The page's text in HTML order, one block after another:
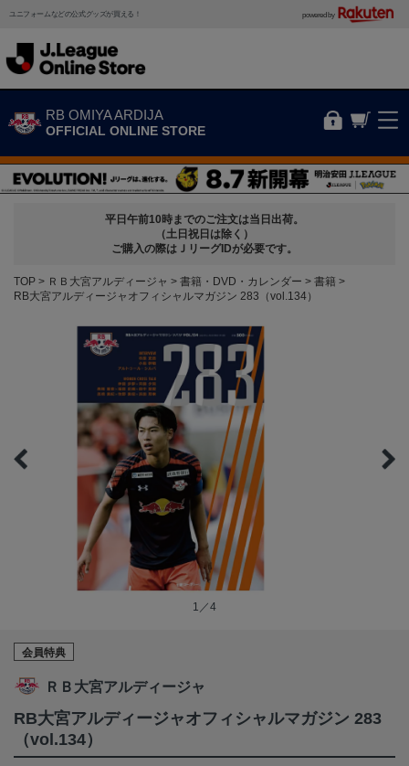
ユニフォームなどの公式グッズが買える！ powered by
RB OMIYA ARDIJA
OFFICIAL ONLINE STORE
平日午前10時までのご注文は当日出荷。
（土日祝日は除く）
ご購入の際はＪリーグIDが必要です。
TOP ＲＢ大宮アルディージャ 書籍・DVD・カレンダー
書籍
RB大宮アルディージャオフィシャルマガジン 283（vol.134）
1／4
会員特典
ＲＢ大宮アルディージャ
RB大宮アルディージャオフィシャルマガジン 283
（vol.134）